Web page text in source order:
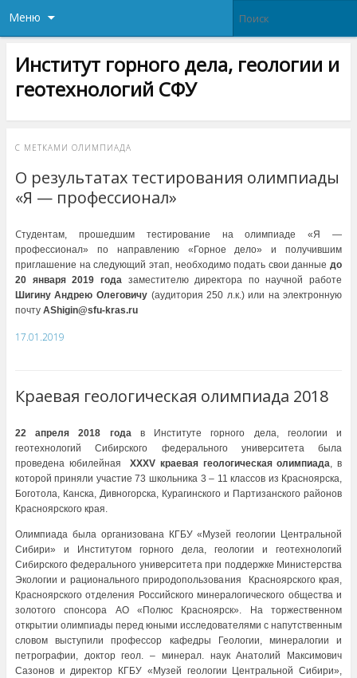
Меню
Институт горного дела, геологии и
геотехнологий СФУ
С МЕТКАМИ ОЛИМПИАДА
О результатах тестирования олимпиады
«Я — профессионал»
Студентам, прошедшим тестирование на олимпиаде «Я —
профессионал» по направлению «Горное дело» и получившим
приглашение на следующий этап, необходимо подать свои данныедо
20 января 2019 годазаместителю директора по научной работе
Шигину Андрею Олеговичу (аудитория 250 л.к.) или на электронную
почту AShigin@sfu-kras.ru
17.01.2019
Краевая геологическая олимпиада 2018
22 апреля 2018 годав Институте горного дела, геологии и
геотехнологий Сибирского федерального университета была
проведена юбилейнаяXXXV краевая геологическая олимпиада, в
которой приняли участие 73 школьника 3 – 11 классов из Красноярска,
Боготола, Канска, Дивногорска, Курагинского и Партизанского районов
Красноярского края.
Олимпиада была организована КГБУ «Музей геологии Центральной
Сибири» и Институтом горного дела, геологии и геотехнологий
Сибирского федерального университета при поддержке Министерства
Экологии и рационального природопользования Красноярского края,
Красноярского отделения Российского минералогического общества и
золотого спонсора АО «Полюс Красноярск». На торжественном
открытии олимпиады перед юными исследователями с напутственным
словом выступили профессор кафедры Геологии, минералогии и
петрографии, доктор геол. – минерал. наук Анатолий Максимович
Сазонов и директор КГБУ «Музей геологии Центральной Сибири»,